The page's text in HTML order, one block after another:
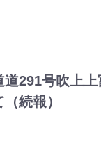
291号吹上
続報）